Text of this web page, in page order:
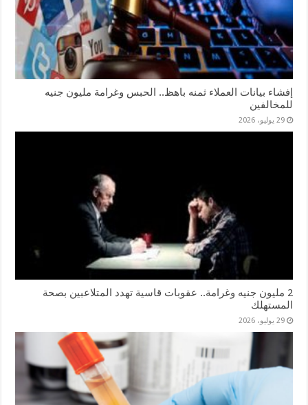
إفشاء بيانات العملاء ثمنه باهظ.. الحبس وغرامة مليون جنيه
للمخالفين
29 يوليو، 2026
2 مليون جنيه وغرامة.. عقوبات قاسية تهدد المتلاعبين بصحة
المستهلك
29 يوليو، 2026